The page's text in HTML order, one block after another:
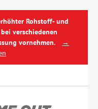
Rohstoff- und
verschiedenen
vornehmen.
→